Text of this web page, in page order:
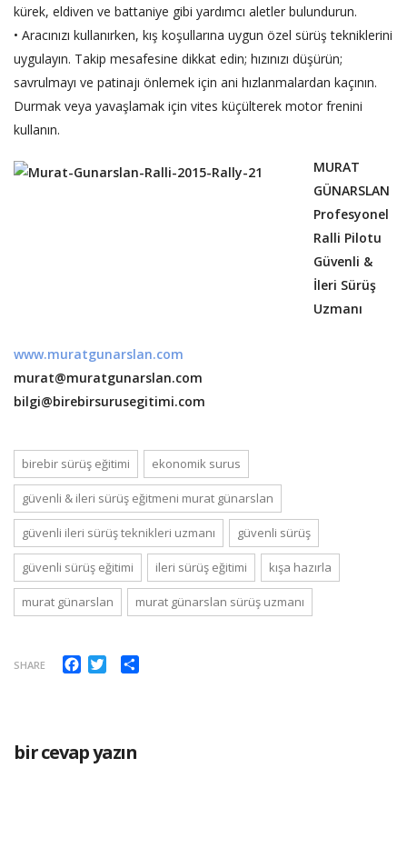
kürek, eldiven ve battaniye gibi yardımcı aletler bulundurun.
• Aracınızı kullanırken, kış koşullarına uygun özel sürüş tekniklerini
uygulayın. Takip mesafesine dikkat edin; hızınızı düşürün;
savrulmayı ve patinajı önlemek için ani hızlanmalardan kaçının.
Durmak veya yavaşlamak için vites küçülterek motor frenini
kullanın.
MURAT
GÜNARSLAN
Profesyonel
Ralli Pilotu
Güvenli &
İleri Sürüş
Uzmanı
www.muratgunarslan.com
murat@muratgunarslan.com
bilgi@birebirsurusegitimi.com
birebir sürüş eğitimi ekonomik surus
güvenli & i̇leri sürüş eğitmeni murat günarslan
güvenli i̇leri sürüş teknikleri uzmanı güvenli sürüş
güvenli sürüş eğitimi i̇leri sürüş eğitimi kışa hazırla
murat günarslan murat günarslan sürüş uzmanı
SHARE Facebook
Twitter
bir cevap yazın